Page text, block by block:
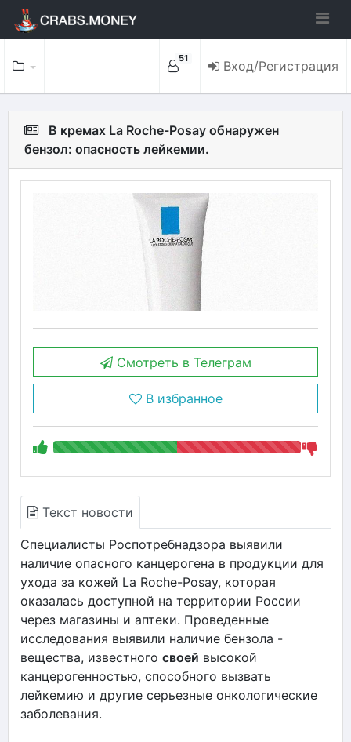
51 Вход/Регистрация
В кремах La Roche-Posay обнаружен
бензол: опасность лейкемии.
Смотреть в Телеграм
В избранное
Текст новости
Специалисты Роспотребнадзора выявили
наличие опасного канцерогена в продукции для
ухода за кожей La Roche-Posay, которая
оказалась доступной на территории России
через магазины и аптеки. Проведенные
исследования выявили наличие бензола -
вещества, известного своей высокой
канцерогенностью, способного вызвать
лейкемию и другие серьезные онкологические
заболевания.